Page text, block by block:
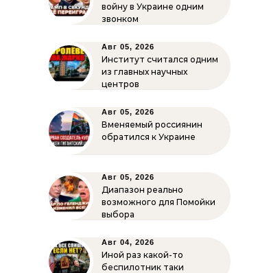
войну в Украине одним
звонком
Авг 05, 2026
Институт считался одним
из главных научных
центров
Авг 05, 2026
Вменяемый россиянин
обратился к Украине
Авг 05, 2026
Диапазон реально
возможного для Помойки
выбора
Авг 04, 2026
Иной раз какой-то
беспилотник таки